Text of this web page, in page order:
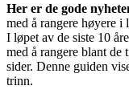
Her er de gode
med å rangere høyere
I løpet av de siste 10
med å rangere blant de
sider. Denne guiden
trinn.